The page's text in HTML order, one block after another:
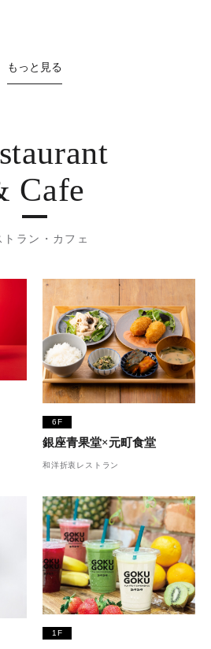
もっと見る
Cafe
トラン・カフェ
6F
銀座青果堂×元町食堂
和洋折衷レストラン
1F